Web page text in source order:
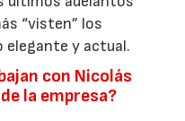
“visten” los
elegante y actual.
con Nicolás
la empresa?